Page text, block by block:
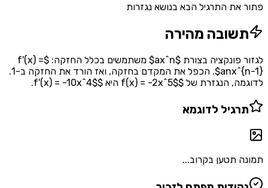
פתור את התרגיל הבא בנושא נגזרות
תשובה מהירה
לגזור פונקציה בצורת $ax^n$ משתמשים בכלל החזקה: $f'(x) =
anx^{n-1}$. הכפל את המקדם בחזקה, ואז הורד את החזקה ב-1.
לדוגמה, הנגזרת של $f(x) = -2x^5$ היא $f'(x) = -10x^4$.
תרגיל לדוגמא
תמונה תטען בקרוב...